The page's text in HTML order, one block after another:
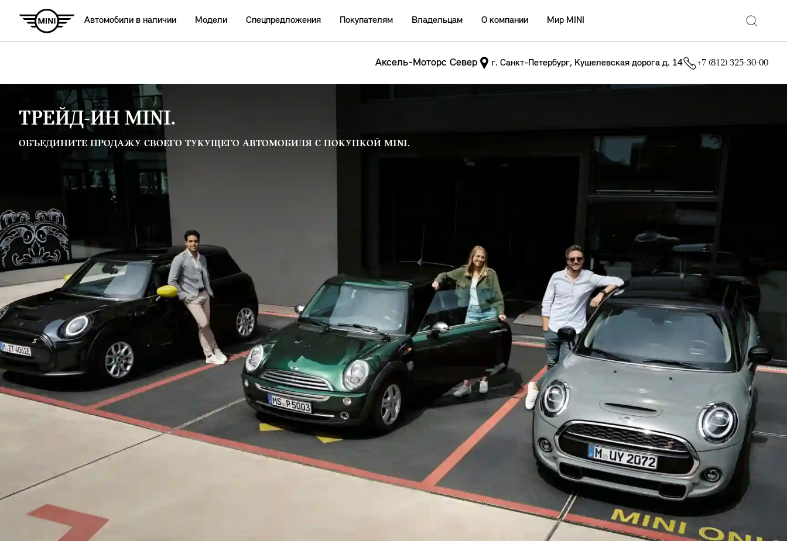
Аксель-Моторс Север г. Санкт-Петербург, Кушелевская дорога д. 14 +7 (812) 325-30-00
Автомобили в наличии Модели Спецпредложения Покупателям Владельцам О компании Мир MINI
ТРЕЙД-ИН MINI.
ОБЪЕДИНИТЕ ПРОДАЖУ СВОЕГО ТУКУЩЕГО АВТОМОБИЛЯ С ПОКУПКОЙ MINI.